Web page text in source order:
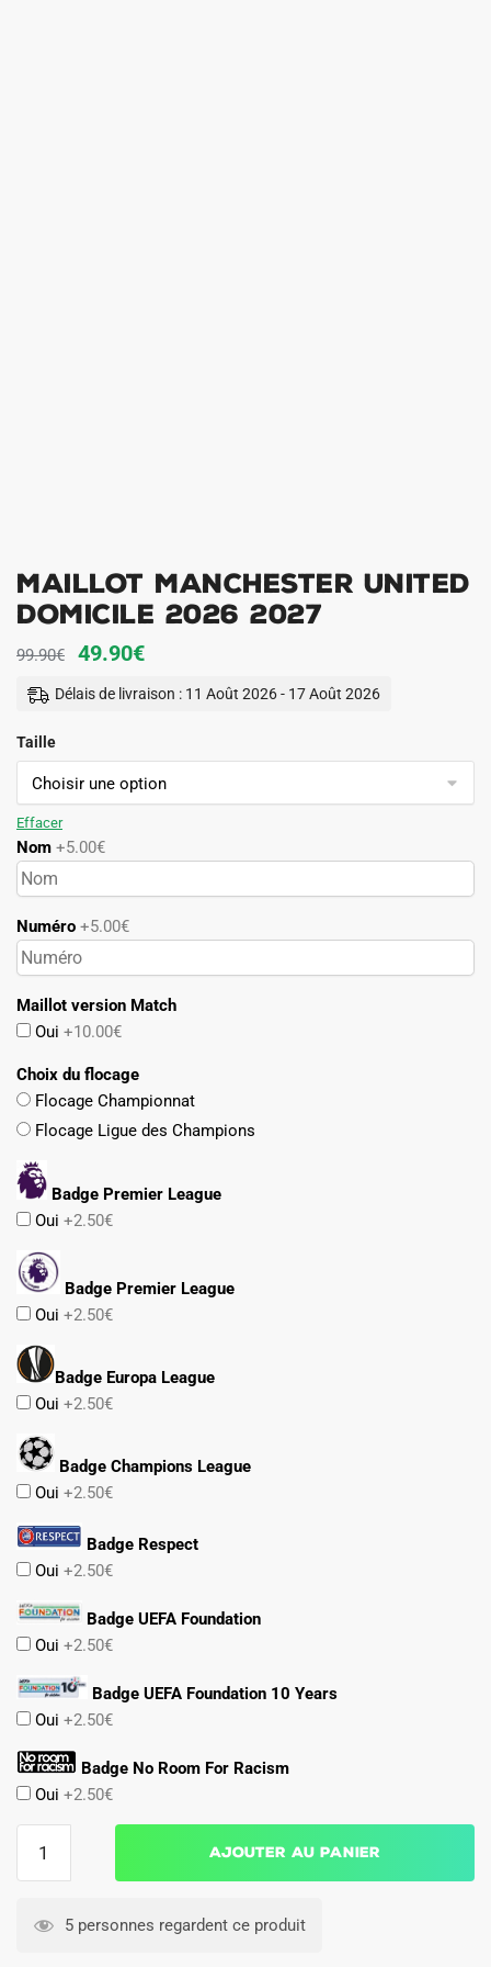
Maillot Manchester United
Domicile 2026 2027
99.90€
Le
prix
99.90€.
49.90€Le
prix
49.90€.
Délais de livraison : 11 Août 2026 - 17 Août 2026
Taille
Effacer
Nom +5.00€
Numéro +5.00€
Maillot version Match
Oui +10.00€
Choix du flocage
Flocage Championnat
Flocage Ligue des Champions
Badge Premier League
Oui +2.50€
Badge Premier League
Oui +2.50€
Badge Europa League
Oui +2.50€
Badge Champions League
Oui +2.50€
Badge Respect
Oui +2.50€
Badge UEFA Foundation
Oui +2.50€
Badge UEFA Foundation 10 Years
Oui +2.50€
Badge No Room For Racism
Oui +2.50€
Manchester
Ajouter au panier
5 personnes regardent ce produit